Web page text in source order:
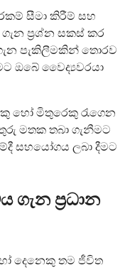
සීමා කිරීම් සහ
ප්‍රශ්න සකස් කර
පැකිලීමකින් තොරව
ඔබේ වෛද්‍යවරයා
හෝ මිතුරෙකු රැගෙන
මතක තබා ගැනීමට
සහයෝගය ලබා දීමට
ගැන ප්‍රධාන
දෙනෙකු තම ජීවිත